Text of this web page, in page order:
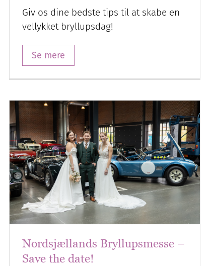
Giv os dine bedste tips til at skabe en
vellykket bryllupsdag!
Se mere
Nordsjællands Bryllupsmesse –
Save the date!